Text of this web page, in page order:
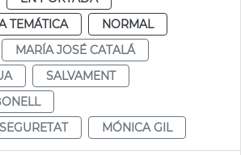
TEMÁTICA
NORMAL
MARÍA JOSÉ CATALÁ
SALVAMENT
MÓNICA GIL